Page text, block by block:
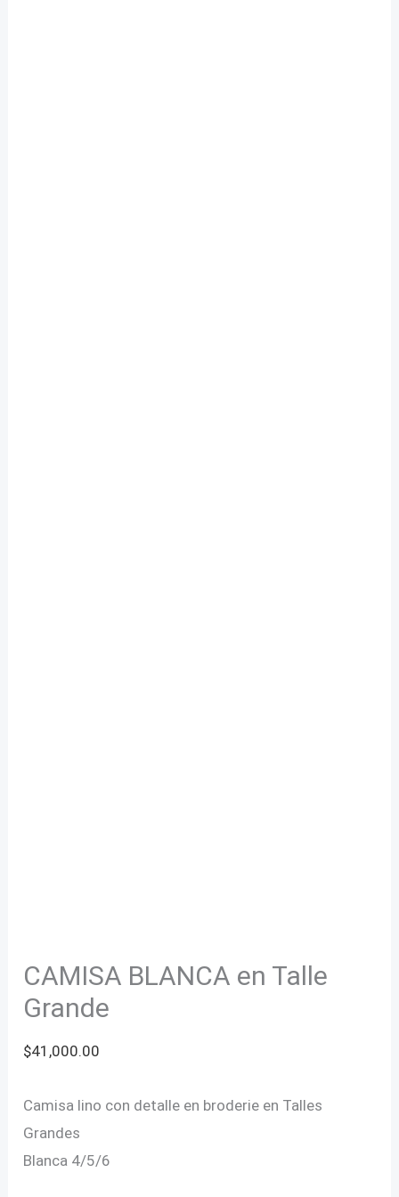
CAMISA BLANCA en Talle
Grande
$41,000.00
Camisa lino con detalle en broderie en Talles
Grandes
Blanca 4/5/6